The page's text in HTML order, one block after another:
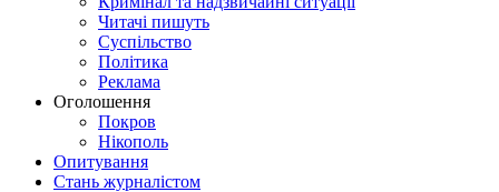
Читачі пишуть
Суспільство
Політика
Реклама
Оголошення
Покров
Нікополь
Опитування
Стань журналістом